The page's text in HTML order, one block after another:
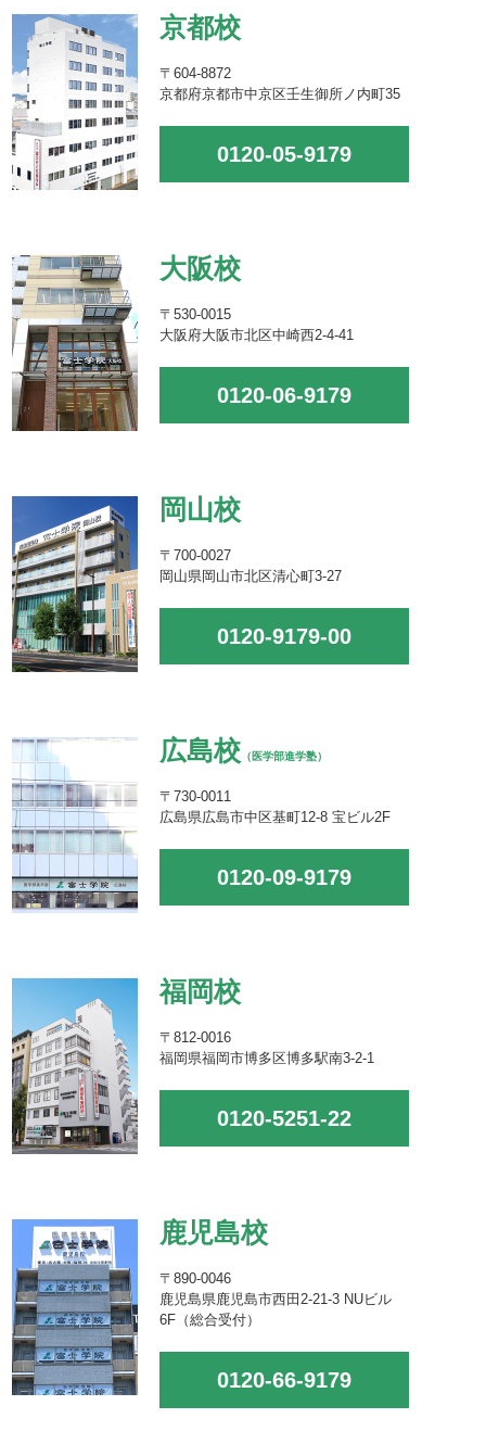
京都校
〒604-8872
京都府京都市中京区壬生御所ノ内町35
0120-05-9179
大阪校
〒530-0015
大阪府大阪市北区中崎西2-4-41
0120-06-9179
岡山校
〒700-0027
岡山県岡山市北区清心町3-27
0120-9179-00
広島校 （医学部進学塾）
〒730-0011
広島県広島市中区基町12-8 宝ビル2F
0120-09-9179
福岡校
〒812-0016
福岡県福岡市博多区博多駅南3-2-1
0120-5251-22
鹿児島校
〒890-0046
鹿児島県鹿児島市西田2-21-3 NUビル
6F（総合受付）
0120-66-9179